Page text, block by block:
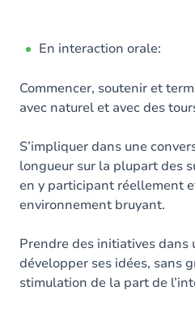
En interaction orale:
Commencer, soutenir et
avec naturel et avec des
S’impliquer dans une
longueur sur la plupart des
en y participant réellement
environnement bruyant.
Prendre des initiatives
développer ses idées, sans
stimulation de la part de